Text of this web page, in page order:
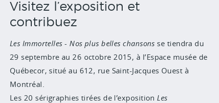
Visitez l’exposition et
contribuez
Les Immortelles - Nos plus belles chansons se tiendra du
29 septembre au 26 octobre 2015, à l’Espace musée de
Québecor, situé au 612, rue Saint-Jacques Ouest à
Montréal.
Les 20 sérigraphies tirées de l’exposition Les